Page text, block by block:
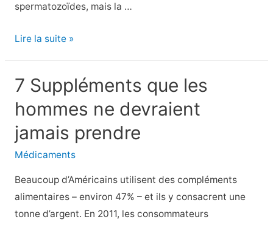
spermatozoïdes, mais la …
8
tueurs
de
sperme
:
Faut-
il
s’inquiéter
?
Lire la suite »
7 Suppléments que les
hommes ne devraient
jamais prendre
Médicaments
Beaucoup d’Américains utilisent des compléments
alimentaires – environ 47% – et ils y consacrent une
tonne d’argent. En 2011, les consommateurs